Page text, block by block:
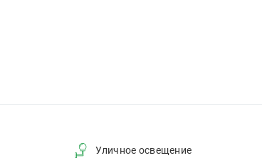
Уличное освещение